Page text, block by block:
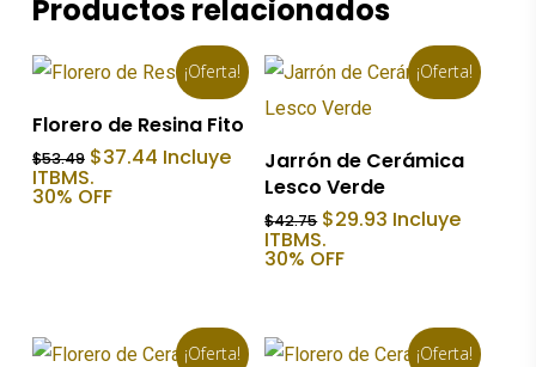
Productos relacionados
¡Oferta!
Añadir Al Carrito
Florero de Resina Fito
$53.49 El
precio
original
$37.44El
precio
Incluye
ITBMS.
30% OFF
¡Oferta!
Añadir Al Carrito
Jarrón de Cerámica
Lesco Verde
$42.75 El
precio
original
$29.93 El
precio
Incluye
ITBMS.
30% OFF
¡Oferta! ¡Oferta!